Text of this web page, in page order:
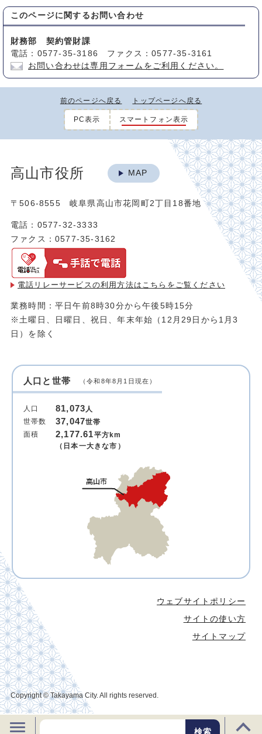
このページに関する お問い合わせ
財務部 契約管財課
電話：0577-35-3186 ファクス：0577-35-3161
お問い合わせは専用フォームをご利用ください。
前のページへ戻る トップページへ戻る
PC表示 スマートフォン表示
高山市役所 MAP
〒506-8555 岐阜県高山市花岡町2丁目18番地
電話：0577-32-3333
ファクス：0577-35-3162
電話リレーサービスの利用方法は こちらをご覧ください
業務時間：平日午前8時30分から午後5時15分
※土曜日、日曜日、祝日、年末年始（12月29日から1月3
日）を除く
人口と世帯 （令和8年8月1日現在）
人口 81,073人
世帯数
37,047世帯
面積
2,177.61平方km
（日本一大きな市）
ウェブサイトポリシー
サイトの使い方
サイトマップ
Copyright © Takayama City. All rights reserved.